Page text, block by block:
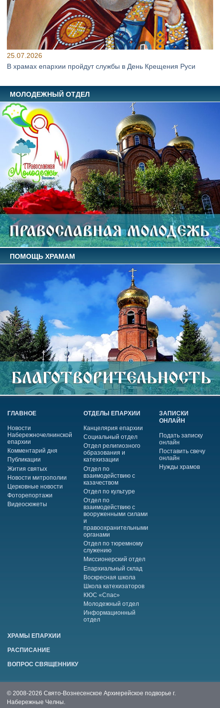
25.07.2026
В храмах епархии пройдут службы в День Крещения Руси
МОЛОДЕЖНЫЙ ОТДЕЛ
ПОМОЩЬ ХРАМАМ
ГЛАВНОЕ
Новости
Набережночелнинской
епархии
Комментарий дня
Публикации
Жития святых
Новости митрополии
Церковные новости
Фоторепортажи
Видеосюжеты
ОТДЕЛЫ ЕПАРХИИ
Канцелярия епархии
Социальный отдел
Отдел религиозного
образования и
катехизации
Отдел по
взаимодействию с
казачеством
Отдел по культуре
Отдел по
взаимодействию с
вооруженными силами
и
правоохранительными
органами
Отдел по тюремному
служению
Миссионерский отдел
Епархиальный склад
Воскресная школа
Школа катехизаторов
КЮС «Спас»
Молодежный отдел
Информационный
отдел
ЗАПИСКИ
ОНЛАЙН
Подать записку
онлайн
Поставить свечу
онлайн
Нужды храмов
ХРАМЫ ЕПАРХИИ
РАСПИСАНИЕ
ВОПРОС СВЯЩЕННИКУ
© 2008-2026 Свято-Вознесенское Архиерейское подворье г.
Набережные Челны.